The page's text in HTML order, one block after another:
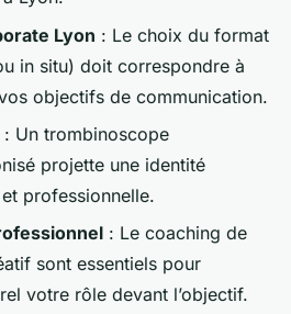
Lyon : Le choix du format
in situ) doit correspondre à
objectifs de communication.
: Un trombinoscope
projette une identité
professionnelle.
: Le coaching de
sont essentiels pour
votre rôle devant l’objectif.